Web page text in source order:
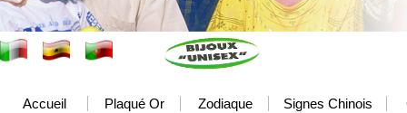
Accueil Plaqué Or Zodiaque Signes Chinois